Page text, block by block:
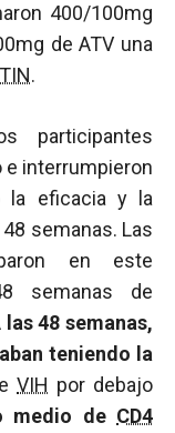
400/100mg
de ATV una
.
participantes
interrumpieron
la eficacia y la
semanas. Las
en este
semanas de
las 48 semanas,
teniendo la
VIH por debajo
medio de CD4